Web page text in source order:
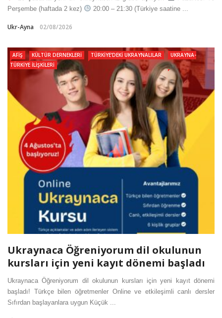
Perşembe (haftada 2 kez)
20:00 – 21:30 (Türkiye saatine ...
Ukr-Ayna 02/08/2026
AFIŞ KÜLTÜR DERNEKLERI TÜRKIYE’DEKI UKRAYNALILAR
UKRAYNA-
TÜRKIYE İLIŞKILERI
Ukraynaca Öğreniyorum dil okulunun
kursları için yeni kayıt dönemi başladı
Ukraynaca Öğreniyorum dil okulunun kursları için yeni kayıt dönemi
başladı! Türkçe bilen öğretmenler Online ve etkileşimli canlı dersler
Sıfırdan başlayanlara uygun Küçük ...